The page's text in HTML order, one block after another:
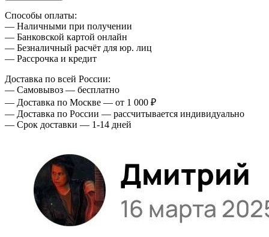
Способы оплаты:
— Наличными при получении
— Банковской картой онлайн
— Безналичный расчёт для юр. лиц
— Рассрочка и кредит
Доставка по всей России:
— Самовывоз — бесплатно
— Доставка по Москве — от 1 000 ₽
— Доставка по России — рассчитывается индивидуально
— Срок доставки — 1-14 дней